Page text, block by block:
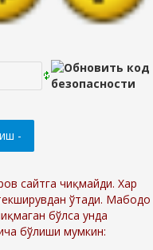
сайтга чиқмайди. Хар
ўтади. Мабодо
бўлса унда
бўлиши мумкин: